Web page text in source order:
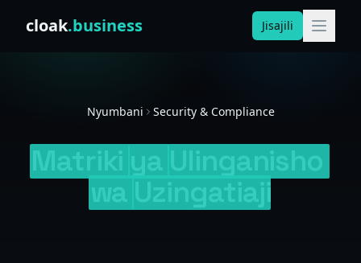
cloak.business Jisajili
Nyumbani Security & Compliance